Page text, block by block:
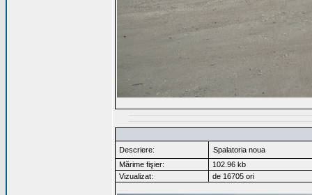
Descriere:
Spalatoria noua
Mărime fişier:
102.96 kb
Vizualizat:
de 16705 ori